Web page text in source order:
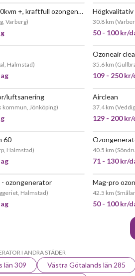
JÄTTEPOPULÄR Luftrenare, 300kvm +, kraftfull ozongenorator
Varberg)
Högkvalitativ
30.8 km (
50 - 100 kr/
Halmstad)
Ozoneair
35.6 km (
109 - 250 kr/
POPULÄR
luftsanering
kommun, Jönköping)
Airclean
37.4 km (
129 - 200 kr/
60
Halmstad) 40.5 km (
71 - 130 kr/
JÄTTEPOPULÄR
ozongenerator
Halmstad)
Mag-pro
42.5 km (
50 - 100 kr/
I ANDRA STÄDER
län 309 Västra Götalands län 285